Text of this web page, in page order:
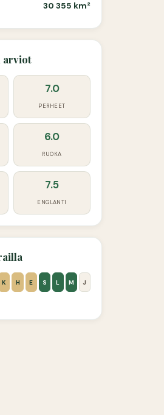
30 355 km²
arviot
7.0
PERHEET
6.0
RUOKA
7.5
ENGLANTI
K H E S L M J